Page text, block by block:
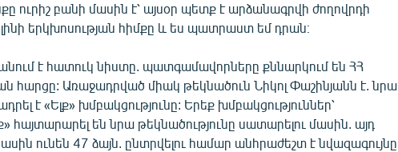
ուրիշ բանի մասին է՝ այսօր պետք է արձանագրվի ժողովրդի
երկխոսության հիմքը և ես պատրաստ եմ դրան։
է հատուկ նիստը. պատգամավորները քննարկում են ՀՀ
հարցը: Առաջադրված միակ թեկնածուն Նիկոլ Փաշինյանն է. նրա
է «Ելք» խմբակցությունը: Երեք խմբակցություններ՝
հայտարարել են նրա թեկնածությունը սատարելու մասին. այդ
ունեն 47 ձայն. ընտրվելու համար անհրաժեշտ է նվազագույնը